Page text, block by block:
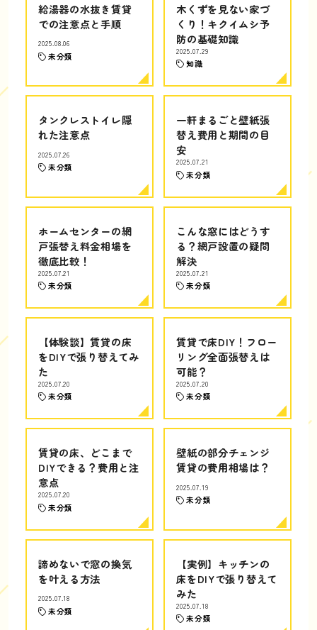
給湯器の水抜き賃貸
での注意点と手順
2025.08.06
未分類
木くずを見ない家づ
くり！キクイムシ予
防の基礎知識
2025.07.29
知識
タンクレストイレ隠
れた注意点
2025.07.26
未分類
一軒まるごと壁紙張
替え費用と期間の目
安
2025.07.21
未分類
ホームセンターの網
戸張替え料金相場を
徹底比較！
2025.07.21
未分類
こんな窓にはどうす
る？網戸設置の疑問
解決
2025.07.21
未分類
【体験談】賃貸の床
をDIYで張り替えてみ
た
2025.07.20
未分類
賃貸で床DIY！フロー
リング全面張替えは
可能？
2025.07.20
未分類
賃貸の床、どこまで
DIYできる？費用と注
意点
2025.07.20
未分類
壁紙の部分チェンジ
賃貸の費用相場は？
2025.07.19
未分類
諦めないで窓の換気
を叶える方法
2025.07.18
未分類
【実例】キッチンの
床をDIYで張り替えて
みた
2025.07.18
未分類